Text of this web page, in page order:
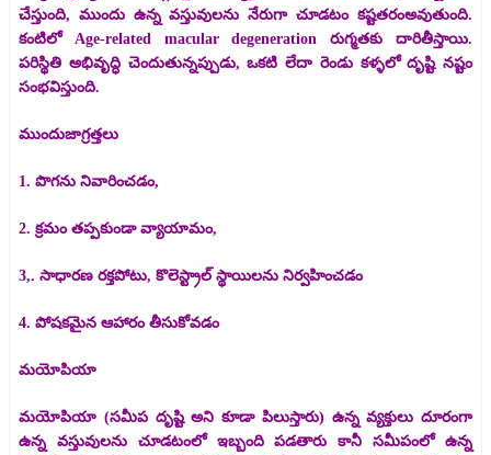
చేస్తుంది, ముందు ఉన్న వస్తువులను నేరుగా చూడటం కష్టతరంఅవుతుంది.
కంటిలో Age-related macular degeneration రుగ్మతకు దారితీస్తాయి.
పరిస్థితి అభివృద్ధి చెందుతున్నప్పుడు, ఒకటి లేదా రెండు కళ్ళలో దృష్టి నష్టం
సంభవిస్తుంది.
ముందుజాగ్రత్తలు
1. పొగను నివారించడం,
2. క్రమం తప్పకుండా వ్యాయామం,
3,. సాధారణ రక్తపోటు, కొలెస్ట్రాల్ స్థాయిలను నిర్వహించడం
4. పోషకమైన ఆహారం తీసుకోవడం
మయోపియా
మయోపియా (సమీప దృష్టి అని కూడా పిలుస్తారు) ఉన్న వ్యక్తులు దూరంగా
ఉన్న వస్తువులను చూడటంలో ఇబ్బంది పడతారు కానీ సమీపంలో ఉన్న